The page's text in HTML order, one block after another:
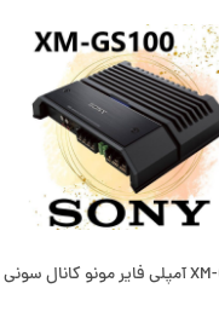
XM-GS100 آمپلی فایر مونو کانال سونی